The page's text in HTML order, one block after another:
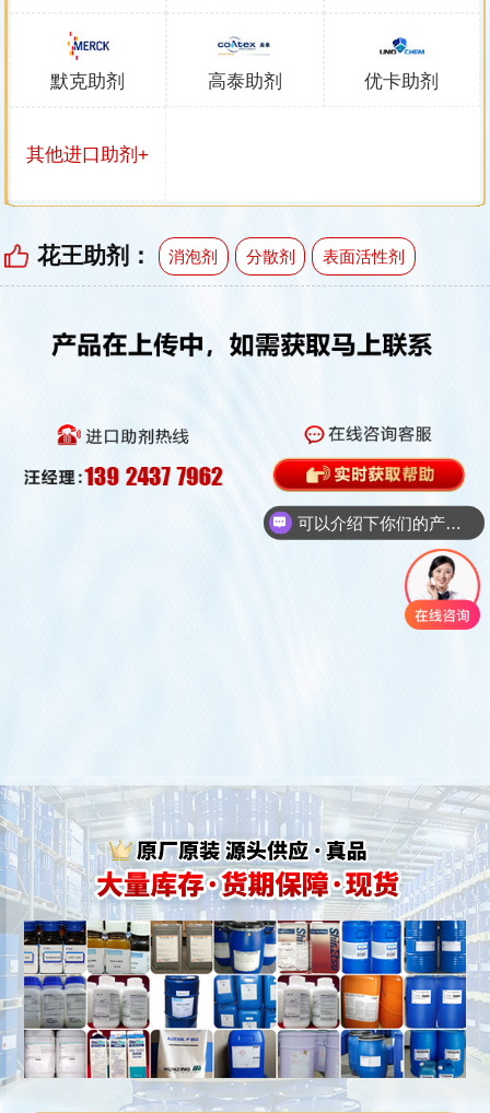
默克助剂 高泰助剂 优卡助剂
其他进口助剂+
花王助剂： 消泡剂 分散剂 表面活性剂
可以介绍下你们的产品么